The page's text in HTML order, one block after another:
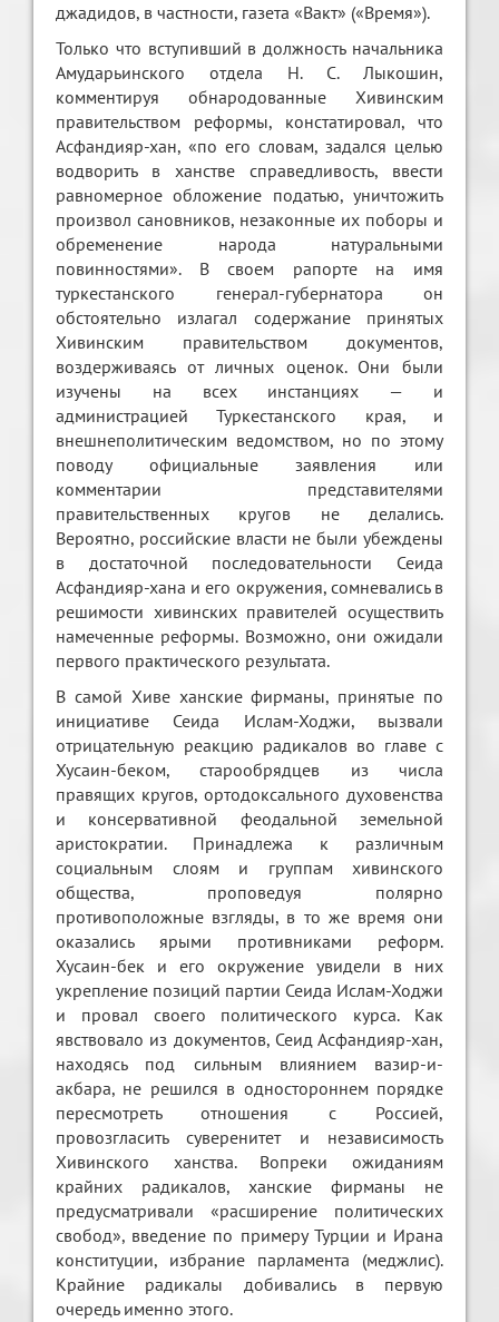
джадидов, в частности, газета «Вакт» («Время»).
Только что вступивший в должность начальника
Амударьинского отдела Н. С. Лыкошин,
комментируя обнародованные Хивинским
правительством реформы, констатировал, что
Асфандияр-хан, «по его словам, задался целью
водворить в ханстве справедливость, ввести
равномерное обложение податью, уничтожить
произвол сановников, незаконные их поборы и
обременение народа натуральными
повинностями». В своем рапорте на имя
туркестанского генерал-губернатора он
обстоятельно излагал содержание принятых
Хивинским правительством документов,
воздерживаясь от личных оценок. Они были
изучены на всех инстанциях — и
администрацией Туркестанского края, и
внешнеполитическим ведомством, но по этому
поводу официальные заявления или
комментарии представителями
правительственных кругов не делались.
Вероятно, российские власти не были убеждены
в достаточной последовательности Сеида
Асфандияр-хана и его окружения, сомневались в
решимости хивинских правителей осуществить
намеченные реформы. Возможно, они ожидали
первого практического результата.
В самой Хиве ханские фирманы, принятые по
инициативе Сеида Ислам-Ходжи, вызвали
отрицательную реакцию радикалов во главе с
Хусаин-беком, старообрядцев из числа
правящих кругов, ортодоксального духовенства
и консервативной феодальной земельной
аристократии. Принадлежа к различным
социальным слоям и группам хивинского
общества, проповедуя полярно
противоположные взгляды, в то же время они
оказались ярыми противниками реформ.
Хусаин-бек и его окружение увидели в них
укрепление позиций партии Сеида Ислам-Ходжи
и провал своего политического курса. Как
явствовало из документов, Сеид Асфандияр-хан,
находясь под сильным влиянием вазир-и-
акбара, не решился в одностороннем порядке
пересмотреть отношения с Россией,
провозгласить суверенитет и независимость
Хивинского ханства. Вопреки ожиданиям
крайних радикалов, ханские фирманы не
предусматривали «расширение политических
свобод», введение по примеру Турции и Ирана
конституции, избрание парламента (меджлис).
Крайние радикалы добивались в первую
очередь именно этого.